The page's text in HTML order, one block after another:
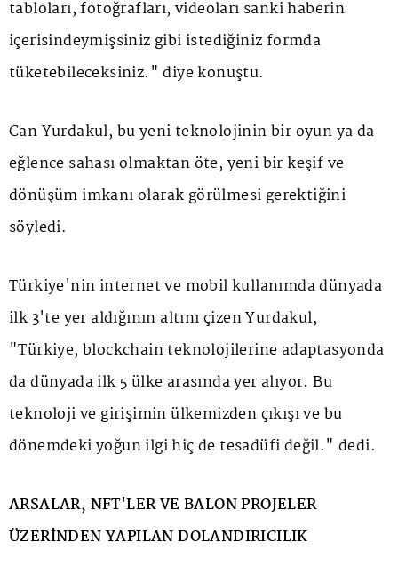
tabloları, fotoğrafları, videoları sanki haberin
içerisindeymişsiniz gibi istediğiniz formda
tüketebileceksiniz." diye konuştu.
Can Yurdakul, bu yeni teknolojinin bir oyun ya da
eğlence sahası olmaktan öte, yeni bir keşif ve
dönüşüm imkanı olarak görülmesi gerektiğini
söyledi.
Türkiye'nin internet ve mobil kullanımda dünyada
ilk 3'te yer aldığının altını çizen Yurdakul,
"Türkiye, blockchain teknolojilerine adaptasyonda
da dünyada ilk 5 ülke arasında yer alıyor. Bu
teknoloji ve girişimin ülkemizden çıkışı ve bu
dönemdeki yoğun ilgi hiç de tesadüfi değil." dedi.
ARSALAR, NFT'LER VE BALON PROJELER
ÜZERİNDEN YAPILAN DOLANDIRICILIK